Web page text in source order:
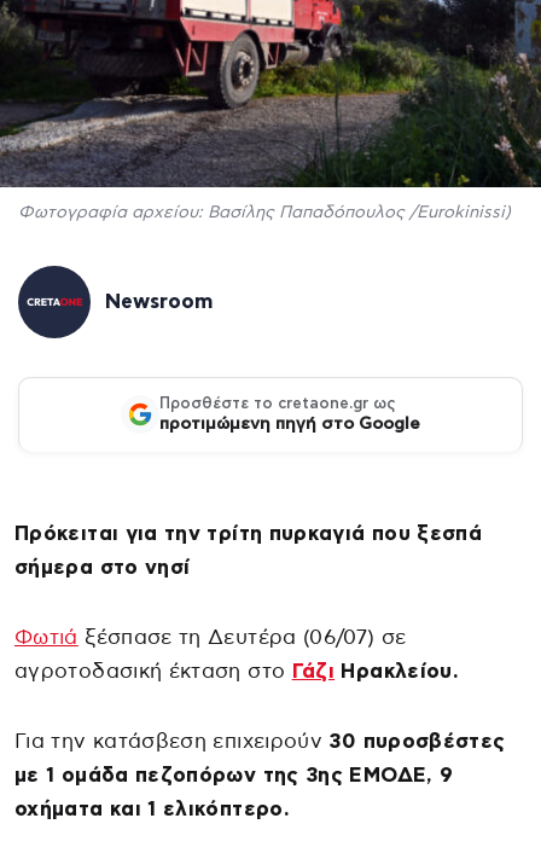
Φωτογραφία αρχείου: Βασίλης Παπαδόπουλος /Eurokinissi)
Newsroom
Προσθέστε το cretaone.gr ως
προτιμώμενη πηγή στο Google
Πρόκειται για την τρίτη πυρκαγιά που ξεσπά
σήμερα στο νησί
Φωτιά ξέσπασε τη Δευτέρα (06/07) σε
αγροτοδασική έκταση στο Γάζι Ηρακλείου.
Για την κατάσβεση επιχειρούν 30 πυροσβέστες
με 1 ομάδα πεζοπόρων της 3ης ΕΜΟΔΕ, 9
οχήματα και 1 ελικόπτερο.